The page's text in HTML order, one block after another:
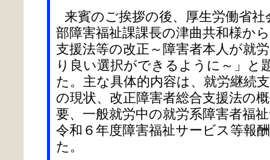
来賓のご挨拶の後、厚生労働省
部障害福祉課課長の津曲共和様か
支援法等の改正～障害者本人が就
り良い選択ができるように～」と
た。主な具体的内容は、就労継続
の現状、改正障害者総合支援法の
要、一般就労中の就労系障害者福
令和６年度障害福祉サービス等報
た。